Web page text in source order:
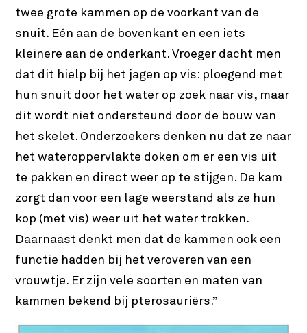
twee grote kammen op de voorkant van de
snuit. Eén aan de bovenkant en een iets
kleinere aan de onderkant. Vroeger dacht men
dat dit hielp bij het jagen op vis: ploegend met
hun snuit door het water op zoek naar vis, maar
dit wordt niet ondersteund door de bouw van
het skelet. Onderzoekers denken nu dat ze naar
het wateroppervlakte doken om er een vis uit
te pakken en direct weer op te stijgen. De kam
zorgt dan voor een lage weerstand als ze hun
kop (met vis) weer uit het water trokken.
Daarnaast denkt men dat de kammen ook een
functie hadden bij het veroveren van een
vrouwtje. Er zijn vele soorten en maten van
kammen bekend bij pterosauriërs.”